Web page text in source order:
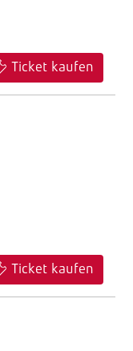
Ticket kaufen
Ticket kaufen